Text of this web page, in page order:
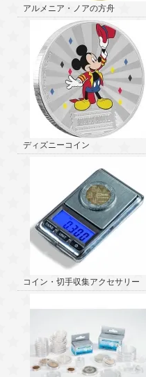
アルメニア・ノアの方舟
ディズニーコイン
コイン・切手収集アクセサリー